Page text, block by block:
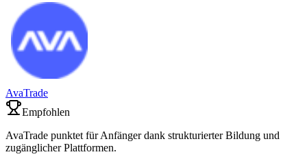
AvaTrade
Empfohlen
AvaTrade punktet für Anfänger dank strukturierter Bildung und
zugänglicher Plattformen.